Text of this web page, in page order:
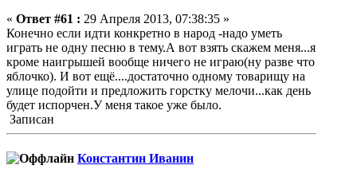
« Ответ #61 : 29 Апреля 2013, 07:38:35 »
Конечно если идти конкретно в народ -надо уметь
играть не одну песню в тему.А вот взять скажем меня...я
кроме наигрышей вообще ничего не играю(ну разве что
яблочко). И вот ещё....достаточно одному товарищу на
улице подойти и предложить горстку мелочи...как день
будет испорчен.У меня такое уже было.
Записан
Константин Иванин